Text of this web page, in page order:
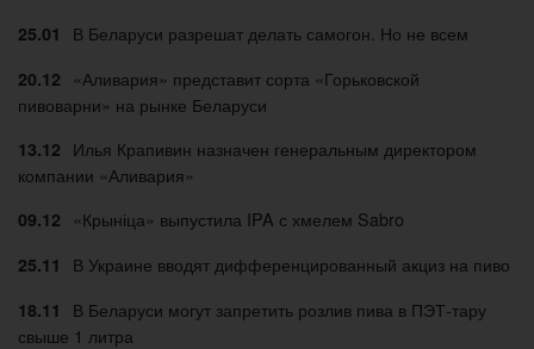
25.01 В Беларуси разрешат делать самогон. Но не всем
20.12
«Аливария» представит сорта «Горьковской
пивоварни» на рынке Беларуси
13.12 Илья Крапивин назначен генеральным директором
компании «Аливария»
09.12 «Крыніца» выпустила IPA с хмелем Sabro
25.11 В Украине вводят дифференцированный акциз на пиво
18.11
В Беларуси могут запретить розлив пива в ПЭТ-тару
свыше 1 литра